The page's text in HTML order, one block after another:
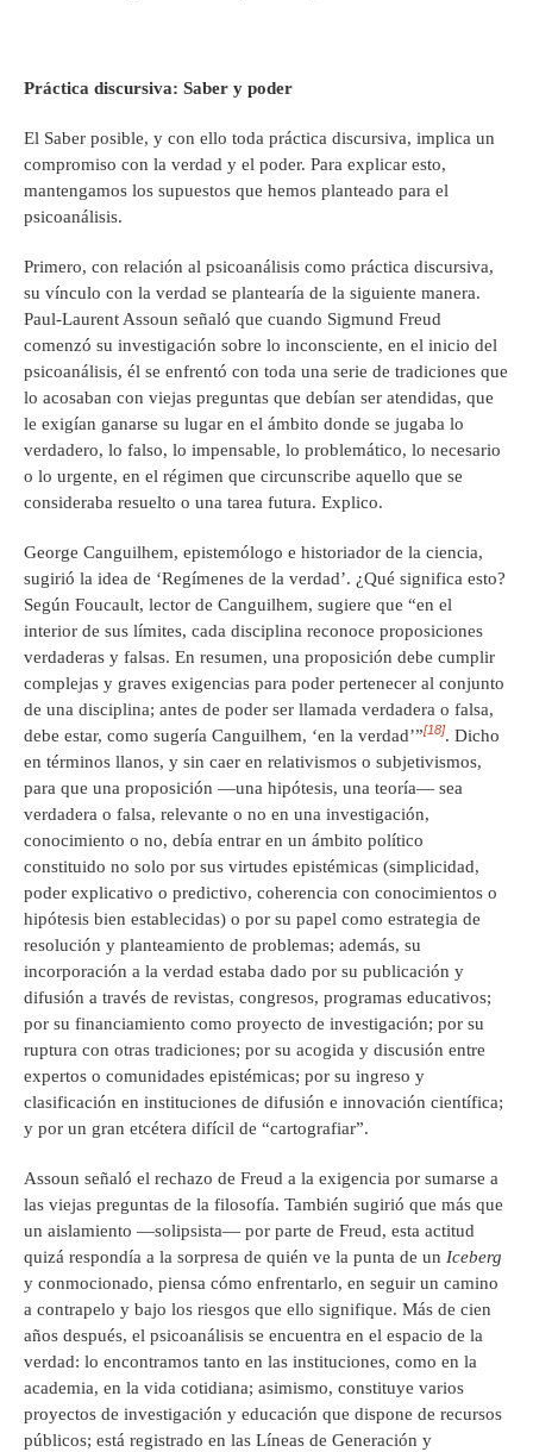
Práctica discursiva: Saber y poder
El Saber posible, y con ello toda práctica discursiva, implica un
compromiso con la verdad y el poder. Para explicar esto,
mantengamos los supuestos que hemos planteado para el
psicoanálisis.
Primero, con relación al psicoanálisis como práctica discursiva,
su vínculo con la verdad se plantearía de la siguiente manera.
Paul-Laurent Assoun señaló que cuando Sigmund Freud
comenzó su investigación sobre lo inconsciente, en el inicio del
psicoanálisis, él se enfrentó con toda una serie de tradiciones que
lo acosaban con viejas preguntas que debían ser atendidas, que
le exigían ganarse su lugar en el ámbito donde se jugaba lo
verdadero, lo falso, lo impensable, lo problemático, lo necesario
o lo urgente, en el régimen que circunscribe aquello que se
consideraba resuelto o una tarea futura. Explico.
George Canguilhem, epistemólogo e historiador de la ciencia,
sugirió la idea de ‘Regímenes de la verdad’. ¿Qué significa esto?
Según Foucault, lector de Canguilhem, sugiere que “en el
interior de sus límites, cada disciplina reconoce proposiciones
verdaderas y falsas. En resumen, una proposición debe cumplir
complejas y graves exigencias para poder pertenecer al conjunto
de una disciplina; antes de poder ser llamada verdadera o falsa,
debe estar, como sugería Canguilhem, ‘en la verdad’”[18]. Dicho
en términos llanos, y sin caer en relativismos o subjetivismos,
para que una proposición —una hipótesis, una teoría— sea
verdadera o falsa, relevante o no en una investigación,
conocimiento o no, debía entrar en un ámbito político
constituido no solo por sus virtudes epistémicas (simplicidad,
poder explicativo o predictivo, coherencia con conocimientos o
hipótesis bien establecidas) o por su papel como estrategia de
resolución y planteamiento de problemas; además, su
incorporación a la verdad estaba dado por su publicación y
difusión a través de revistas, congresos, programas educativos;
por su financiamiento como proyecto de investigación; por su
ruptura con otras tradiciones; por su acogida y discusión entre
expertos o comunidades epistémicas; por su ingreso y
clasificación en instituciones de difusión e innovación científica;
y por un gran etcétera difícil de “cartografiar”.
Assoun señaló el rechazo de Freud a la exigencia por sumarse a
las viejas preguntas de la filosofía. También sugirió que más que
un aislamiento —solipsista— por parte de Freud, esta actitud
quizá respondía a la sorpresa de quién ve la punta de un Iceberg
y conmocionado, piensa cómo enfrentarlo, en seguir un camino
a contrapelo y bajo los riesgos que ello signifique. Más de cien
años después, el psicoanálisis se encuentra en el espacio de la
verdad: lo encontramos tanto en las instituciones, como en la
academia, en la vida cotidiana; asimismo, constituye varios
proyectos de investigación y educación que dispone de recursos
públicos; está registrado en las Líneas de Generación y